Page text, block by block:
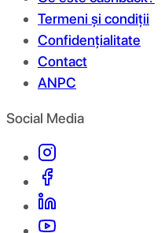
Termeni și condiții
Confidențialitate
Contact
ANPC
Social Media